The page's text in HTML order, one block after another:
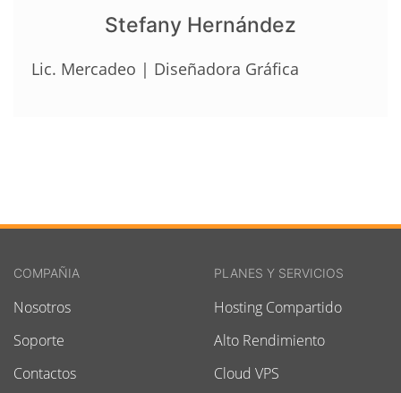
Stefany Hernández
Lic. Mercadeo | Diseñadora Gráfica
COMPAÑIA
Nosotros
Soporte
Contactos
PLANES Y SERVICIOS
Hosting Compartido
Alto Rendimiento
Cloud VPS